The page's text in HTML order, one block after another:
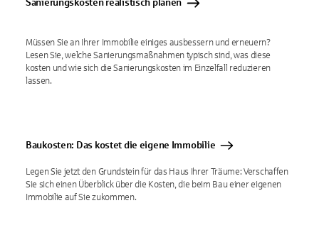
Sanierungskosten realistisch planen
Müssen Sie an Ihrer Immobilie einiges ausbessern und erneuern?
Lesen Sie, welche Sanierungsmaßnahmen typisch sind, was diese
kosten und wie sich die Sanierungskosten im Einzelfall reduzieren
lassen.
Baukosten: Das kostet die eigene Immobilie
Legen Sie jetzt den Grundstein für das Haus Ihrer Träume: Verschaffen
Sie sich einen Überblick über die Kosten, die beim Bau einer eigenen
Immobilie auf Sie zukommen.